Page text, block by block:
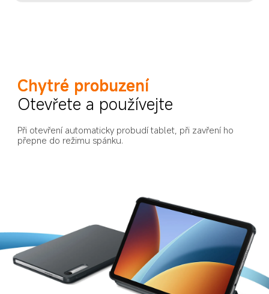
Chytré probuzení
Otevřete a používejte
Při otevření automaticky probudí tablet, při zavření ho
přepne do režimu spánku.